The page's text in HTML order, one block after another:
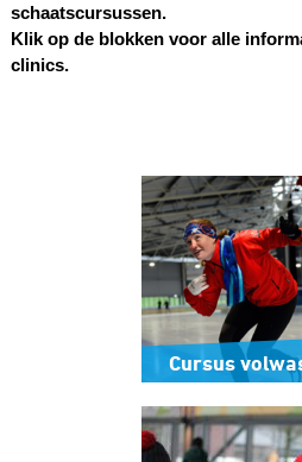
schaatscursussen.
Klik op de blokken voor alle
clinics.
Cursus